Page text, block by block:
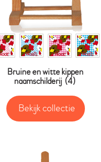
Bruine en witte kippen
naamschilderij (4)
Bekijk collectie